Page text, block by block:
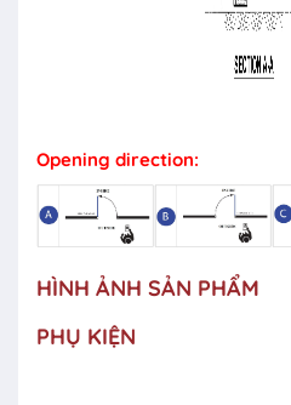
Opening direction:
HÌNH ẢNH SẢN PHẨM
PHỤ KIỆN